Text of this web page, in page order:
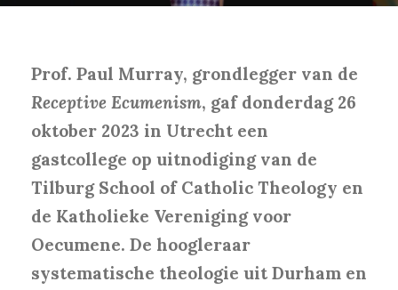
Prof. Paul Murray, grondlegger van de
Receptive Ecumenism, gaf donderdag 26
oktober 2023 in Utrecht een
gastcollege op uitnodiging van de
Tilburg School of Catholic Theology en
de Katholieke Vereniging voor
Oecumene. De hoogleraar
systematische theologie uit Durham en